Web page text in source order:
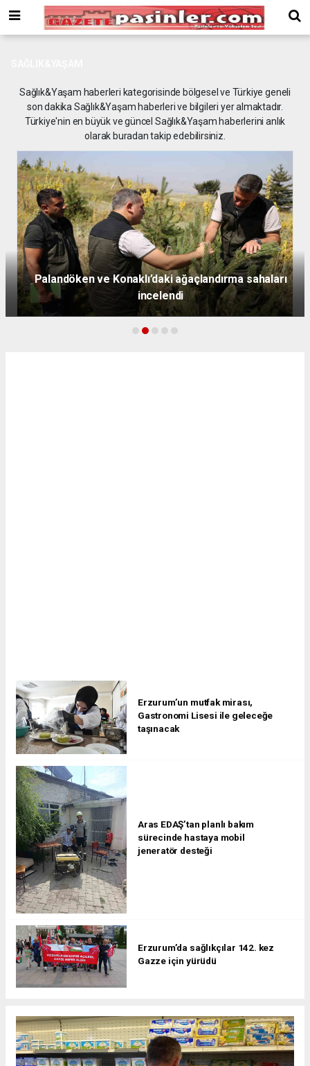
Bonusu
Veren
veren
veren
siteler
Yeni
Bonus
Veren
Siteler
Sağlık&Yaşam haberleri kategorisinde bölgesel ve Türkiye geneli
son dakika Sağlık&Yaşam haberleri ve bilgileri yer almaktadır.
Türkiye'nin en büyük ve güncel Sağlık&Yaşam haberlerini anlık
olarak buradan takip edebilirsiniz.
Palandöken ve Konaklı’daki ağaçlandırma sahaları
incelendi
Erzurum’un mutfak mirası,
Gastronomi Lisesi ile geleceğe
taşınacak
Aras EDAŞ’tan planlı bakım
sürecinde hastaya mobil
jeneratör desteği
Erzurum’da sağlıkçılar 142. kez
Gazze için yürüdü